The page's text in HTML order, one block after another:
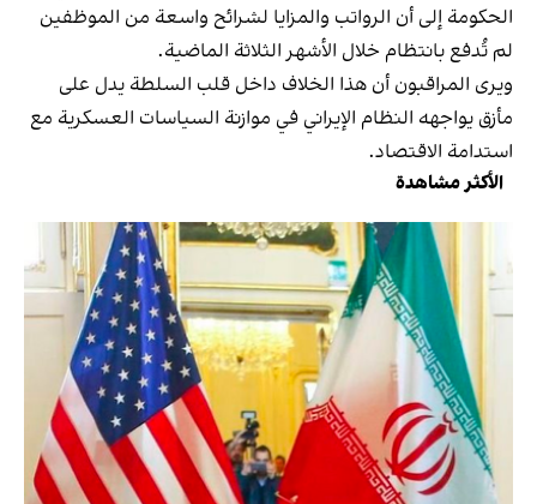
الحكومة إلى أن الرواتب والمزايا لشرائح واسعة من الموظفين
لم تُدفع بانتظام خلال الأشهر الثلاثة الماضية.
ويرى المراقبون أن هذا الخلاف داخل قلب السلطة يدل على
مأزق يواجهه النظام الإيراني في موازنة السياسات العسكرية مع
استدامة الاقتصاد.
الأكثر مشاهدة